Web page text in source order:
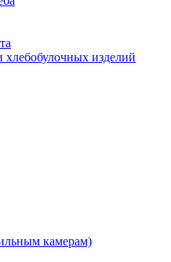
изделий
камерам)